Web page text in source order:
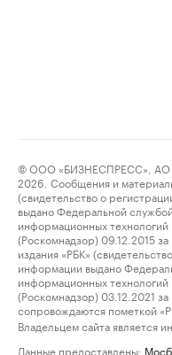
© ООО «БИЗНЕСПРЕСС», АО
2026. Сообщения и
(свидетельство о
выдано Федеральной
информационных
(Роскомнадзор) 09.12.2015
издания «РБК»
информации выдано
информационных
(Роскомнадзор) 03.12.2021
сопровождаются пометкой
Владельцем сайта является
Данные предоставлены: